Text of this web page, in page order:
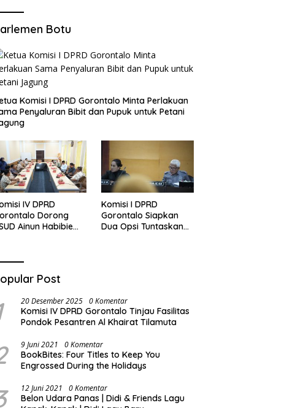
Botu
Komisi I DPRD Gorontalo Minta Perlakuan
Penyaluran Bibit dan Pupuk untuk Petani
IV DPRD
Dorong
Ainun Habibie
Komisi I DPRD
Gorontalo Siapkan
Dua Opsi Tuntaskan
Post
20 Desember 2025 0 Komentar
Komisi IV DPRD Gorontalo Tinjau Fasilitas
Pondok Pesantren Al Khairat Tilamuta
9 Juni 2021 0 Komentar
BookBites: Four Titles to Keep You
Engrossed During the Holidays
12 Juni 2021 0 Komentar
Belon Udara Panas | Didi & Friends Lagu